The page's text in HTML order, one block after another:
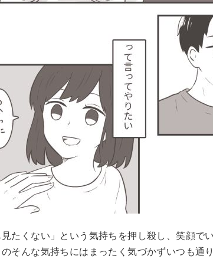
たくない」という気持ちを押し殺し、笑顔で
そんな気持ちにはまったく気づかずいつも通